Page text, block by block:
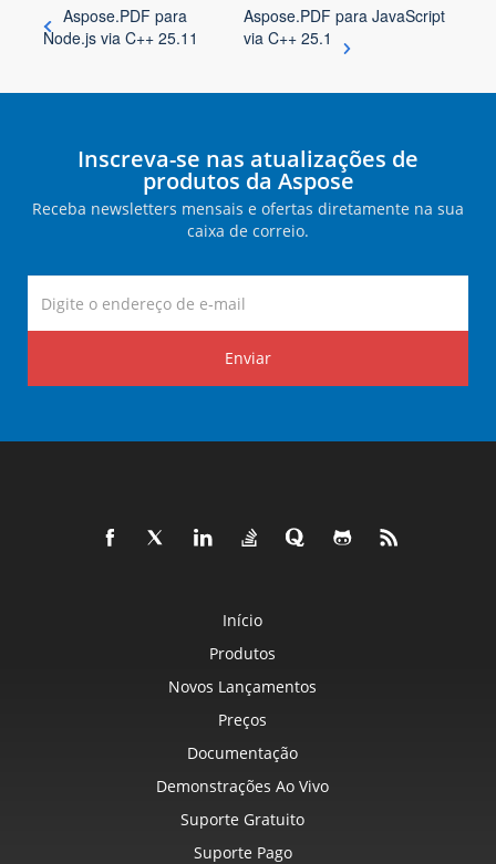
Aspose.PDF para
Node.js via C++ 25.11
Aspose.PDF para JavaScript
via C++ 25.1
Inscreva-se nas atualizações de
produtos da Aspose
Receba newsletters mensais e ofertas diretamente na sua
caixa de correio.
Enviar
Início
Produtos
Novos Lançamentos
Preços
Documentação
Demonstrações Ao Vivo
Suporte Gratuito
Suporte Pago